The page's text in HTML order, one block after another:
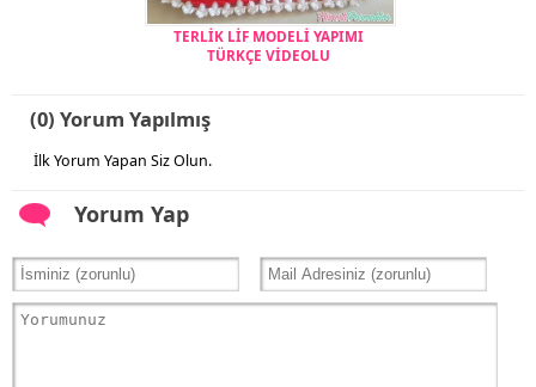
TERLİK LİF MODELİ YAPIMI
TÜRKÇE VİDEOLU
(0) Yorum Yapılmış
İlk Yorum Yapan Siz Olun.
Yorum Yap